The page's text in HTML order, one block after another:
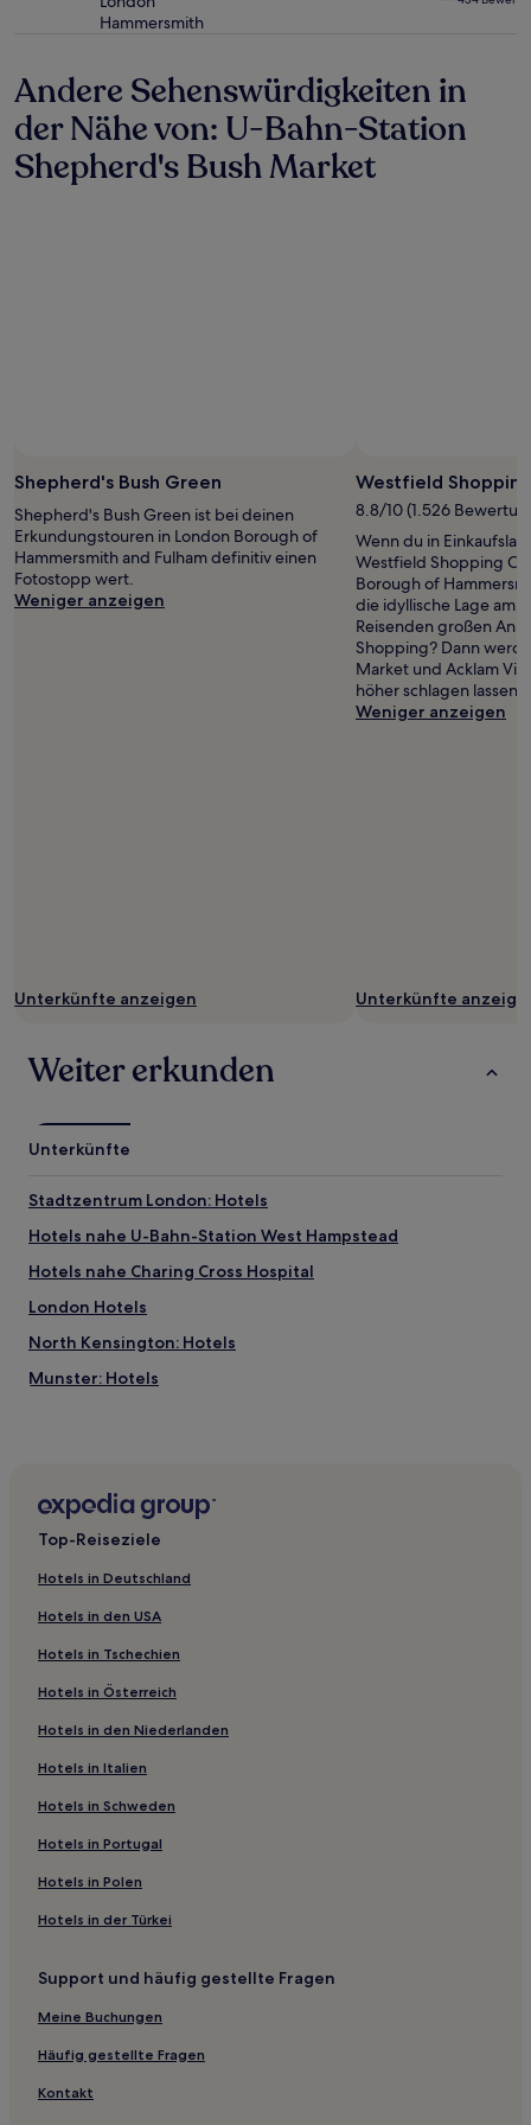
Hammersmith
Andere Sehenswürdigkeiten in
der Nähe von: U-Bahn-Station
Shepherd's Bush Market
Foto
von
Sven
Jamvold
Shepherd's Bush Green
Shepherd's Bush Green ist bei deinen
Erkundungstouren in London Borough of
Hammersmith and Fulham definitiv einen
Fotostopp wert.
Weniger anzeigen
Unterkünfte anzeigen
Westfield
8.8/10 (1.526
Wenn du in
Westfield Shopping
Borough of
die idyllische Lage am
Reisenden großen
Shopping? Dann
Market und Acklam
höher schlagen lassen.
Weniger anzeigen
Unterkünfte
Weiter erkunden
Unterkünfte
Stadtzentrum London: Hotels
Hotels nahe U-Bahn-Station West Hampstead
Hotels nahe Charing Cross Hospital
London Hotels
North Kensington: Hotels
Munster: Hotels
Hotels nahe Handel House Museum
Hotels nahe Spencer House
Addison: Hotels
Hotels nahe Michelin House
Hotels nahe Overground-Station South Hampstead
Hotels nahe U-Bahn-Station Parsons Green
Hotels nahe Pitzhanger Manor-House und Gallery
Hotels nahe Shepherd’s Bush Market
Hotels nahe U-Bahn-Station Kensington
Harrow Road: Hotels
Town: Hotels
Hotels nahe U-Bahn-Station Goldhawk Road
Hotels nahe Church of Saint Mary
Hotels nahe Brauerei Fuller’s Griffin
Kensal Green: Hotels
Ladbroke Grove: Hotels
Top-Reiseziele
Hotels in Deutschland
Hotels in den USA
Hotels in Tschechien
Hotels in Österreich
Hotels in den Niederlanden
Hotels in Italien
Hotels in Schweden
Hotels in Portugal
Hotels in Polen
Hotels in der Türkei
Support und häufig gestellte Fragen
Meine Buchungen
Häufig gestellte Fragen
Kontakt